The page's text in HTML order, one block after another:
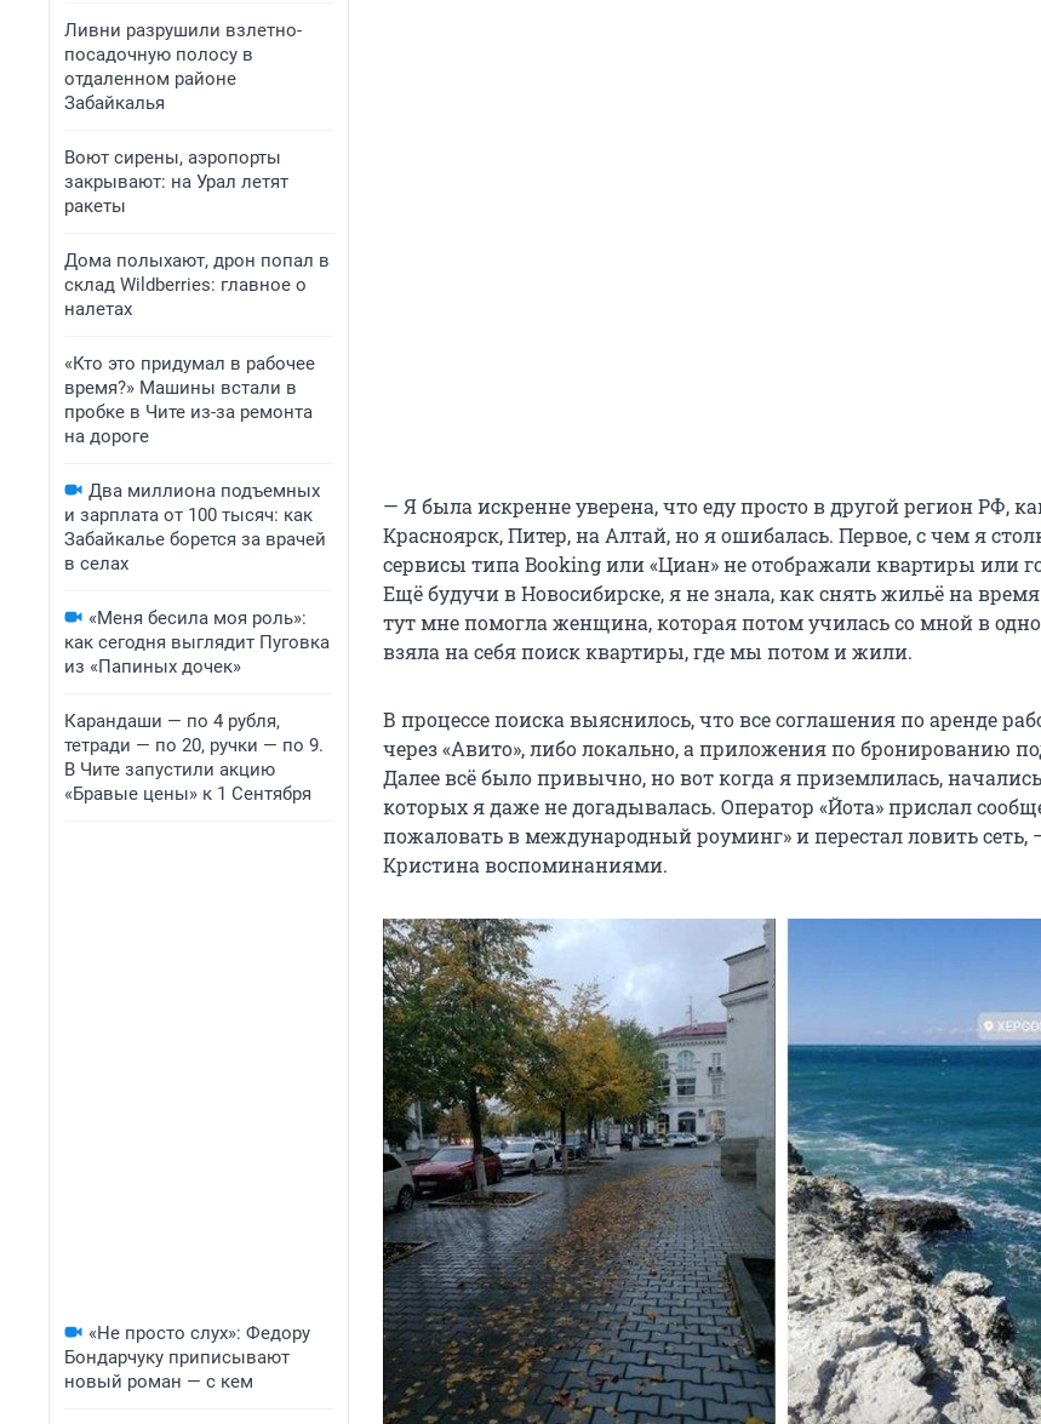
Ливни разрушили взлетно-
посадочную полосу в
отдаленном районе
Забайкалья
Воют сирены, аэропорты
закрывают: на Урал летят
ракеты
Дома полыхают, дрон попал в
склад Wildberries: главное о
налетах
«Кто это придумал в рабочее
время?» Машины встали в
пробке в Чите из-за ремонта
на дороге
Два миллиона подъемных
и зарплата от 100 тысяч: как
Забайкалье борется за врачей
в селах
«Меня бесила моя роль»:
как сегодня выглядит Пуговка
из «Папиных дочек»
Карандаши — по 4 рубля,
тетради — по 20, ручки — по 9.
В Чите запустили акцию
«Бравые цены» к 1 Сентября
«Не просто слух»: Федору
Бондарчуку приписывают
новый роман — с кем
— Я была искренне уверена, что еду просто в другой регион РФ,
Красноярск, Питер, на Алтай, но я ошибалась. Первое, с чем я
сервисы типа Booking или «Циан» не отображали квартиры или
Ещё будучи в Новосибирске, я не знала, как снять жильё на
тут мне помогла женщина, которая потом училась со мной в
взяла на себя поиск квартиры, где мы потом и жили.
В процессе поиска выяснилось, что все соглашения по аренде
через «Авито», либо локально, а приложения по бронированию
Далее всё было привычно, но вот когда я приземлилась,
которых я даже не догадывалась. Оператор «Йота» прислал
пожаловать в международный роуминг» и перестал ловить сеть,
Кристина воспоминаниями.